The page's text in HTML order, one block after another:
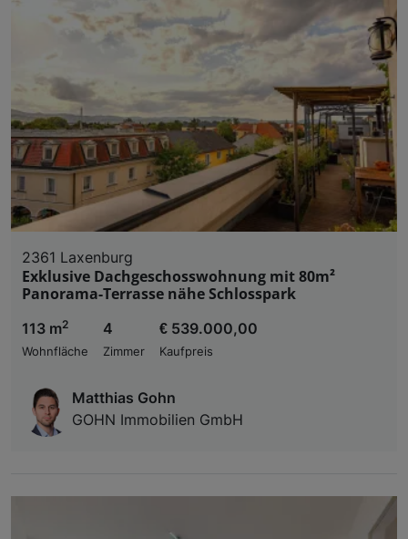
2361 Laxenburg
Exklusive Dachgeschosswohnung mit 80m²
Panorama-Terrasse nähe Schlosspark
113 m2
Wohnfläche
4
Zimmer
€ 539.000,00
Kaufpreis
Matthias Gohn
GOHN Immobilien GmbH